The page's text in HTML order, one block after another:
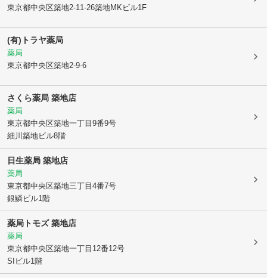
東京都中央区築地2-11-26築地MKビル1F
(有)トラヤ薬局
薬局
東京都中央区築地2-9-6
さくら薬局 築地店
薬局
東京都中央区築地一丁目9番9号
細川築地ビル8階
日生薬局 築地店
薬局
東京都中央区築地三丁目4番7号
銀鱗ビル1階
薬局トモズ 築地店
薬局
東京都中央区築地一丁目12番12号
SIビル1階